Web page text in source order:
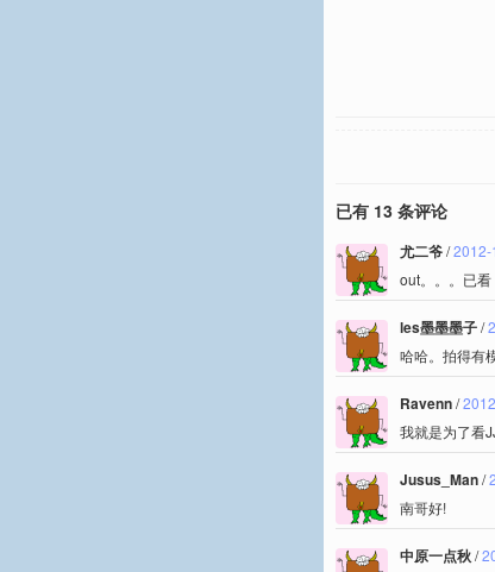
已有 13 条评论
尤二爷/2012-
out。。。已看
les墨墨墨子/
哈哈。拍得有
Ravenn/
我就是为了看
Jusus_Man/
南哥好!
中原一点秋/